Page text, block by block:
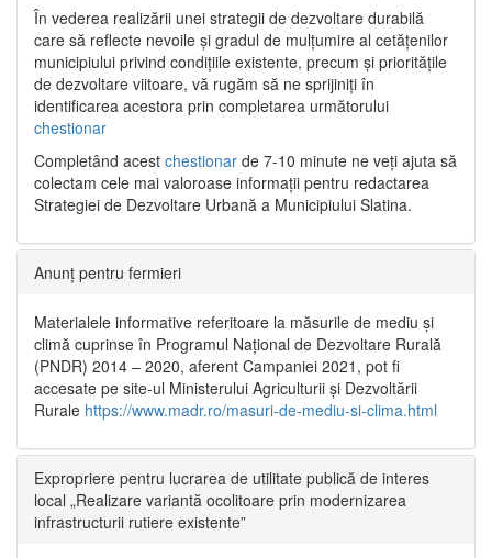
În vederea realizării unei strategii de dezvoltare durabilă
care să reflecte nevoile și gradul de mulțumire al cetățenilor
municipiului privind condițiile existente, precum și prioritățile
de dezvoltare viitoare, vă rugăm să ne sprijiniți în
identificarea acestora prin completarea următorului
chestionar
Completând acest chestionar de 7-10 minute ne veți ajuta să
colectam cele mai valoroase informații pentru redactarea
Strategiei de Dezvoltare Urbană a Municipiului Slatina.
Anunț pentru fermieri
Materialele informative referitoare la măsurile de mediu și
climă cuprinse în Programul Național de Dezvoltare Rurală
(PNDR) 2014 – 2020, aferent Campaniei 2021, pot fi
accesate pe site-ul Ministerului Agriculturii și Dezvoltării
Rurale https://www.madr.ro/masuri-de-mediu-si-clima.html
Expropriere pentru lucrarea de utilitate publică de interes
local „Realizare variantă ocolitoare prin modernizarea
infrastructurii rutiere existente”